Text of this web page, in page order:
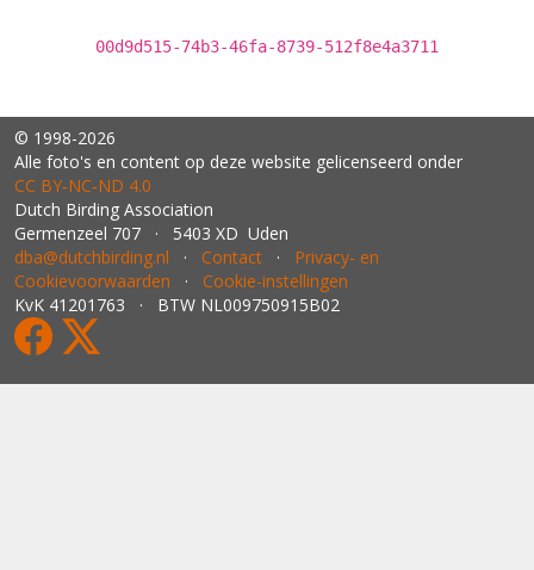
00d9d515-74b3-46fa-8739-512f8e4a3711
© 1998-2026
Alle foto's en content op deze website gelicenseerd onder
CC BY‑NC‑ND 4.0
Dutch Birding Association
Germenzeel 707 · 5403 XD Uden
dba@dutchbirding.nl · Contact · Privacy- en
Cookievoorwaarden · Cookie-instellingen
KvK 41201763 · BTW NL009750915B02